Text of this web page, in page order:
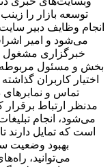
توسعه بازار را
انجام وظایف دبیر
می‌شود و امیر
خبرگزاری مشغول
بخش و مسئول مربوطه
اختیار کاربران
تماس و
مدنظر ارتباط برقرار
می‌شود، انجام
است که تمایل دارند
بهبود وضعیت
می‌توانید،